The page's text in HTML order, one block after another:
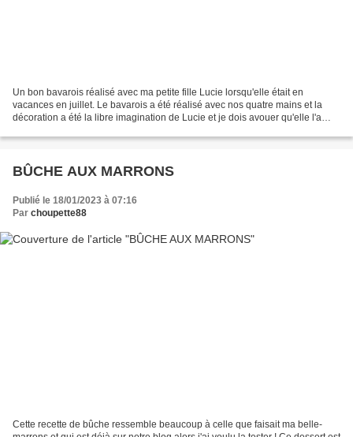
Un bon bavarois réalisé avec ma petite fille Lucie lorsqu'elle était en
vacances en juillet. Le bavarois a été réalisé avec nos quatre mains et la
décoration a été la libre imagination de Lucie et je dois avouer qu'elle l'a
BÛCHE AUX MARRONS
Publié le 18/01/2023 à 07:16
Par choupette88
Cette recette de bûche ressemble beaucoup à celle que faisait ma belle-